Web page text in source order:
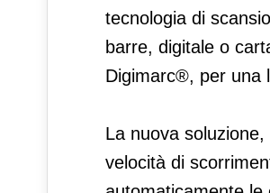
tecnologia di
barre, digitale o
Digimarc®, per una
La nuova
velocità di